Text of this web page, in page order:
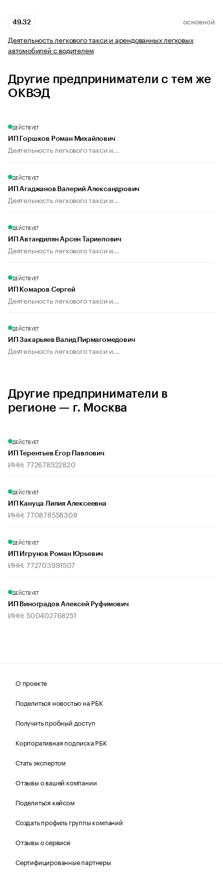
49.32 ОСНОВНОЙ
Деятельность легкового такси и арендованных легковых
автомобилей с водителем
Другие предприниматели с тем же
ОКВЭД
ДЕЙСТВУЕТ
ИП Горшков Роман Михайлович
Деятельность легкового такси и...
ДЕЙСТВУЕТ
ИП Агаджанов Валерий Александрович
Деятельность легкового такси и...
ДЕЙСТВУЕТ
ИП Автандилян Арсен Тариелович
Деятельность легкового такси и...
ДЕЙСТВУЕТ
ИП Комаров Сергей
Деятельность легкового такси и...
ДЕЙСТВУЕТ
ИП Закарьяев Валид Пирмагомедович
Деятельность легкового такси и...
Другие предприниматели в
регионе — г. Москва
ДЕЙСТВУЕТ
ИП Терентьев Егор Павлович
ИНН: 772678522820
ДЕЙСТВУЕТ
ИП Кануца Лилия Алексеевна
ИНН: 770878558308
ДЕЙСТВУЕТ
ИП Игрунов Роман Юрьевич
ИНН: 772703991507
ДЕЙСТВУЕТ
ИП Виноградов Алексей Руфимович
ИНН: 500402768251
О проекте
Поделиться новостью на РБК
Получить пробный доступ
Корпоративная подписка РБК
Стать экспертом
Отзывы о вашей компании
Поделиться кейсом
Создать профиль группы компаний
Отзывы о сервисе
Сертифицированные партнеры